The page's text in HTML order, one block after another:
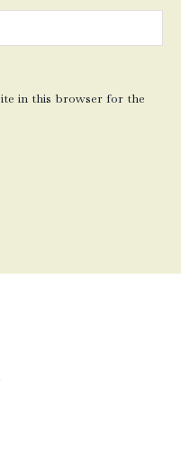
in this browser for the